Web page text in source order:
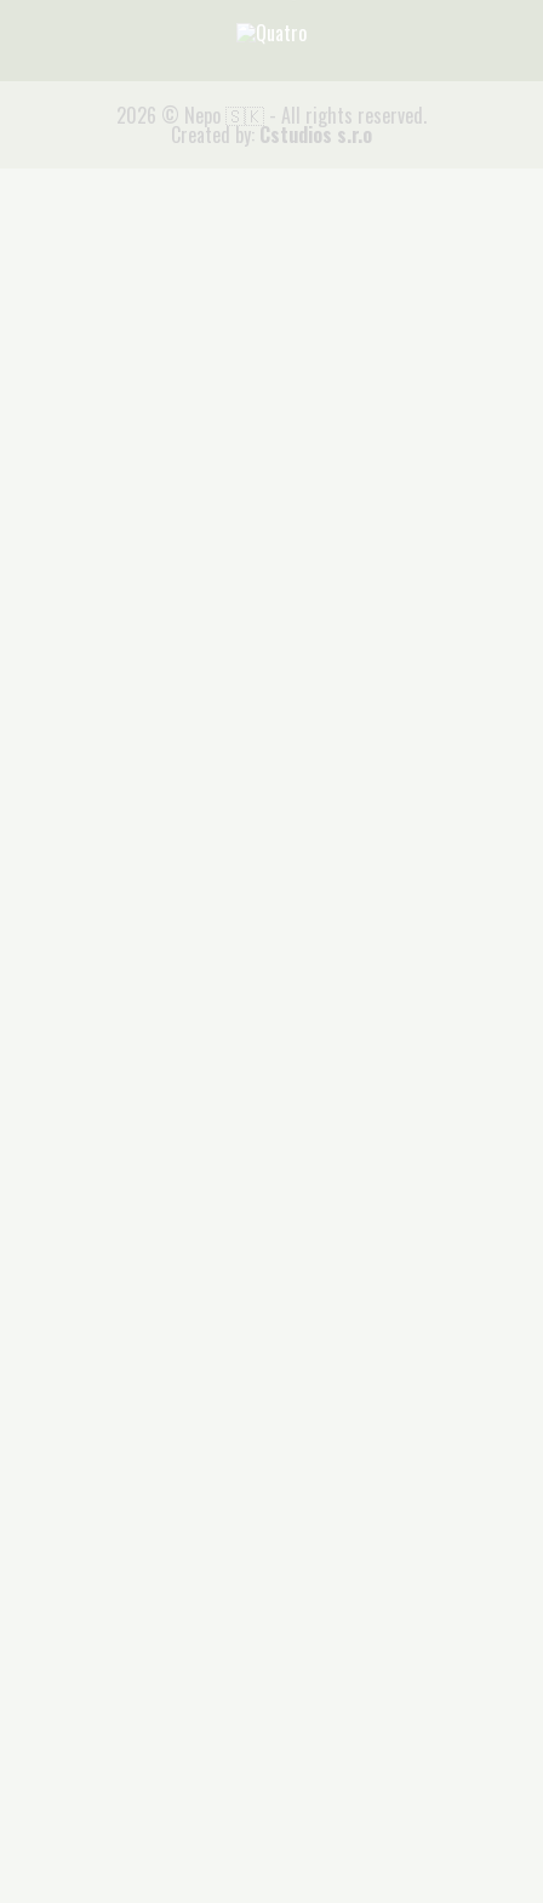
2026 © Nepo 🇸🇰 - All rights reserved.
Created by: Cstudios s.r.o